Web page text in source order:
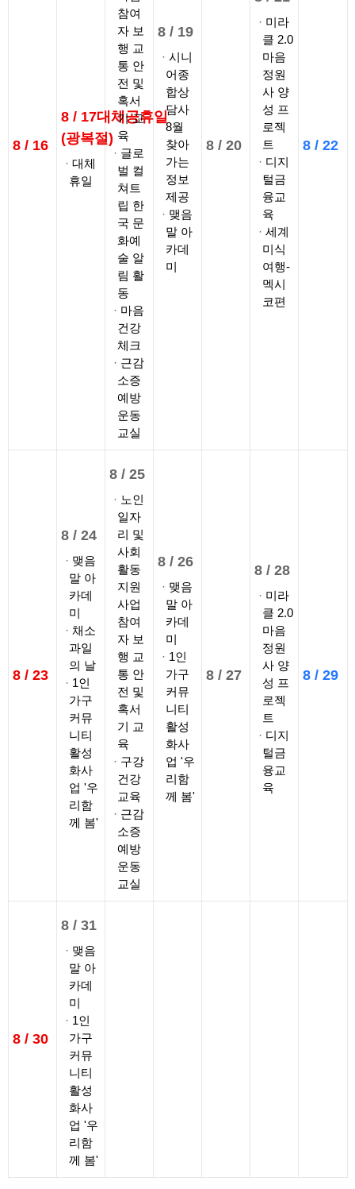
8 / 16
8 / 17대체공휴일
(광복절)
대체
휴일
참여
자 보
행 교
통 안
전 및
혹서
기 교
육
글로
벌 컬
쳐트
립 한
국 문
화예
술 알
림 활
동
마음
건강
체크
근감
소증
예방
운동
교실
8 / 19
시니
어종
합상
담사
8월
찾아
가는
정보
제공
맺음
말 아
카데
미
8 / 20
미라
클 2.0
마음
정원
사 양
성 프
로젝
트
디지
털금
융교
육
세계
미식
여행-
멕시
코편
8 / 22
8 / 23
8 / 24
맺음
말 아
카데
미
채소
과일
의 날
1인
가구
커뮤
니티
활성
화사
업 '우
리함
께 봄'
8 / 25
노인
일자
리 및
사회
활동
지원
사업
참여
자 보
행 교
통 안
전 및
혹서
기 교
육
구강
건강
교육
근감
소증
예방
운동
교실
8 / 26
맺음
말 아
카데
미
1인
가구
커뮤
니티
활성
화사
업 '우
리함
께 봄'
8 / 27
8 / 28
미라
클 2.0
마음
정원
사 양
성 프
로젝
트
디지
털금
융교
육
8 / 29
8 / 30
8 / 31
맺음
말 아
카데
미
1인
가구
커뮤
니티
활성
화사
업 '우
리함
께 봄'